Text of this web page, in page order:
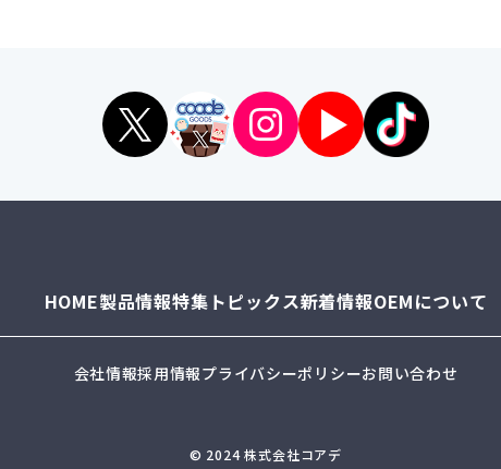
HOME製品情報特集 トピックス新着情報OEMについて
会社情報採用情報プライバシーポリシーお問い合わせ
© 2024 株式会社コアデ